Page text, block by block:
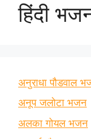
हिंदी
अनुराधा पौडवाल
अनूप जलोटा भजन
अलका गोयल भजन